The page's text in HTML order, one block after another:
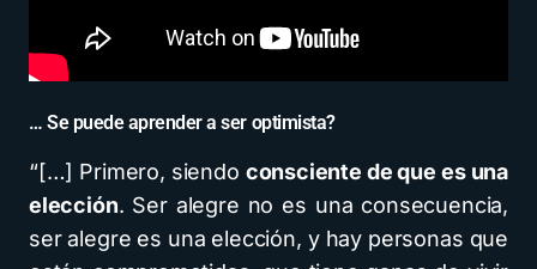
… Se puede aprender a ser optimista?
“[…] Primero, siendo consciente de que es una
elección. Ser alegre no es una consecuencia,
ser alegre es una elección, y hay personas que